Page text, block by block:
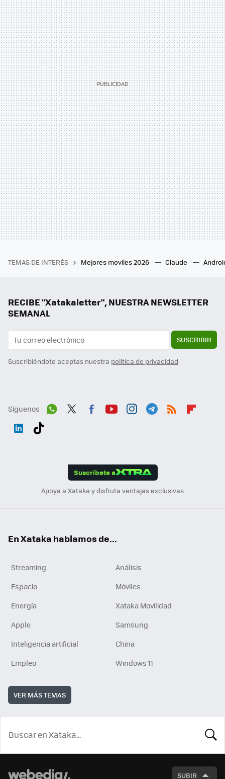
TEMAS DE INTERÉS Mejores moviles 2026 Claude
RECIBE "Xatakaletter", NUESTRA NEWSLETTER
SEMANAL
SUSCRIBIR
Suscribiéndote aceptas nuestra política de privacidad
Síguenos
Suscríbete a
Apoya a Xataka y disfruta ventajas exclusivas
En Xataka hablamos de...
Streaming
Análisis
Espacio
Móviles
Energía
Xataka Movilidad
Apple
Samsung
Inteligencia artificial
China
Empleo
Windows 11
VER MÁS TEMAS
SUBIR